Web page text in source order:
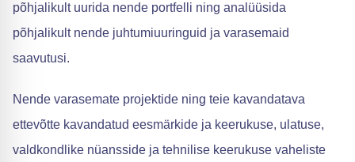
põhjalikult uurida nende portfelli ning analüüsida
põhjalikult nende juhtumiuuringuid ja varasemaid
saavutusi.
Nende varasemate projektide ning teie kavandatava
ettevõtte kavandatud eesmärkide ja keerukuse, ulatuse,
valdkondlike nüansside ja tehnilise keerukuse vaheliste